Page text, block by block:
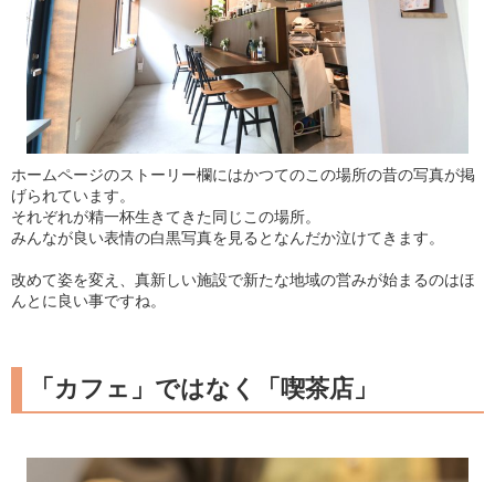
ホームページのストーリー欄にはかつてのこの場所の昔の写真が掲
げられています。
それぞれが精一杯生きてきた同じこの場所。
みんなが良い表情の白黒写真を見るとなんだか泣けてきます。
改めて姿を変え、真新しい施設で新たな地域の営みが始まるのはほ
んとに良い事ですね。
「カフェ」ではなく「喫茶店」